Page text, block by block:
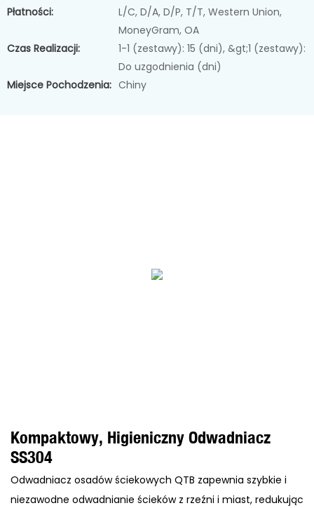
Płatności:
L/C, D/A, D/P, T/T, Western Union,
MoneyGram, OA
Czas Realizacji:
1-1 (zestawy): 15 (dni), &gt;1 (zestawy):
Do uzgodnienia (dni)
Miejsce Pochodzenia: Chiny
Kompaktowy, Higieniczny Odwadniacz
SS304
Odwadniacz osadów ściekowych QTB zapewnia szybkie i
niezawodne odwadnianie ścieków z rzeźni i miast, redukując